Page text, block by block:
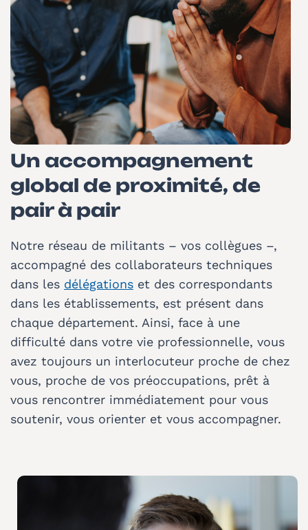
Un accompagnement
global de proximité, de
pair à pair
Notre réseau de militants – vos collègues –,
accompagné des collaborateurs techniques
dans les délégations et des correspondants
dans les établissements, est présent dans
chaque département. Ainsi, face à une
difficulté dans votre vie professionnelle, vous
avez toujours un interlocuteur proche de chez
vous, proche de vos préoccupations, prêt à
vous rencontrer immédiatement pour vous
soutenir, vous orienter et vous accompagner.